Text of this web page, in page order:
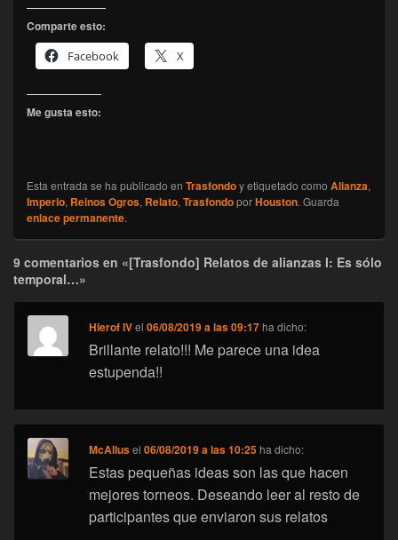
Comparte esto:
Facebook
X
Me gusta esto:
Esta entrada se ha publicado en Trasfondoy etiquetado como Alianza,
Imperio, Reinos Ogros, Relato, TrasfondoporHouston. Guarda
enlace permanente.
9 comentarios en «[Trasfondo] Relatos de alianzas I: Es sólo
temporal…»
Hierof IVel06/08/2019 a las 09:17 ha dicho:
Brillante relato!!! Me parece una idea
estupenda!!
McAllusel06/08/2019 a las 10:25 ha dicho:
Estas pequeñas ideas son las que hacen
mejores torneos. Deseando leer al resto de
participantes que enviaron sus relatos